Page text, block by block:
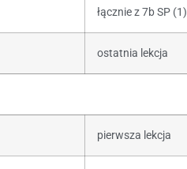
łącznie z 7b SP (1)
ostatnia lekcja
pierwsza lekcja